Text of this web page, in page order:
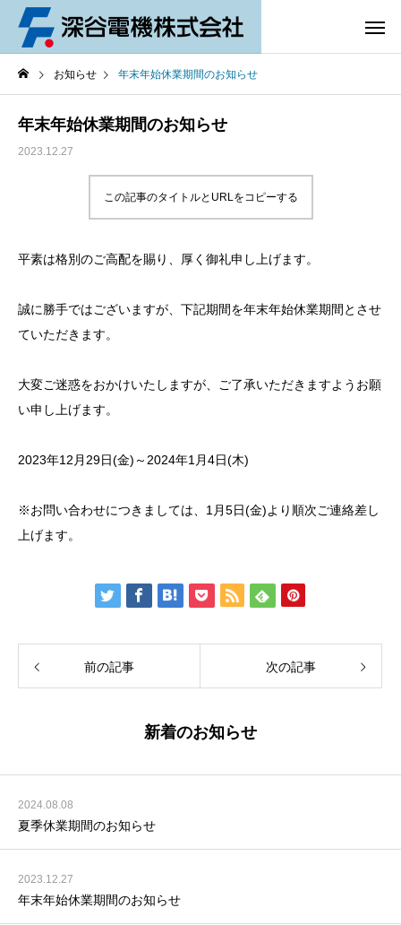
お知らせ 年末年始休業期間のお知らせ
年末年始休業期間のお知らせ
2023.12.27
この記事のタイトルとURLをコピーする
平素は格別のご高配を賜り、厚く御礼申し上げます。
誠に勝手ではございますが、下記期間を年末年始休業期間とさせ
ていただきます。
大変ご迷惑をおかけいたしますが、ご了承いただきますようお願
い申し上げます。
2023年12月29日(金)～2024年1月4日(木)
※お問い合わせにつきましては、1月5日(金)より順次ご連絡差し
上げます。
前の記事 次の記事
新着のお知らせ
2024.08.08
夏季休業期間のお知らせ
2023.12.27
年末年始休業期間のお知らせ